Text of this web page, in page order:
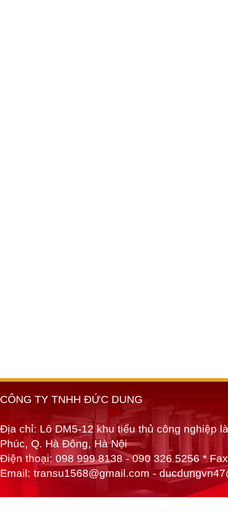
CÔNG TY TNHH ĐỨC DUNG
Địa chỉ: Lô DM5-12 khu tiểu thủ công nghiệp
Phúc, Q. Hà Đông, Hà Nội
Điện thoại: 098 999 8138 - 090 326 5256 *
Email: transu1568@gmail.com -